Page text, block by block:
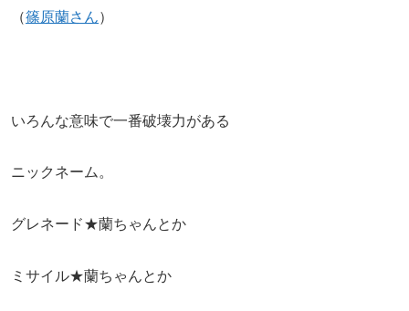
（篠原蘭さん）
いろんな意味で一番破壊力がある
ニックネーム。
グレネード★蘭ちゃんとか
ミサイル★蘭ちゃんとか